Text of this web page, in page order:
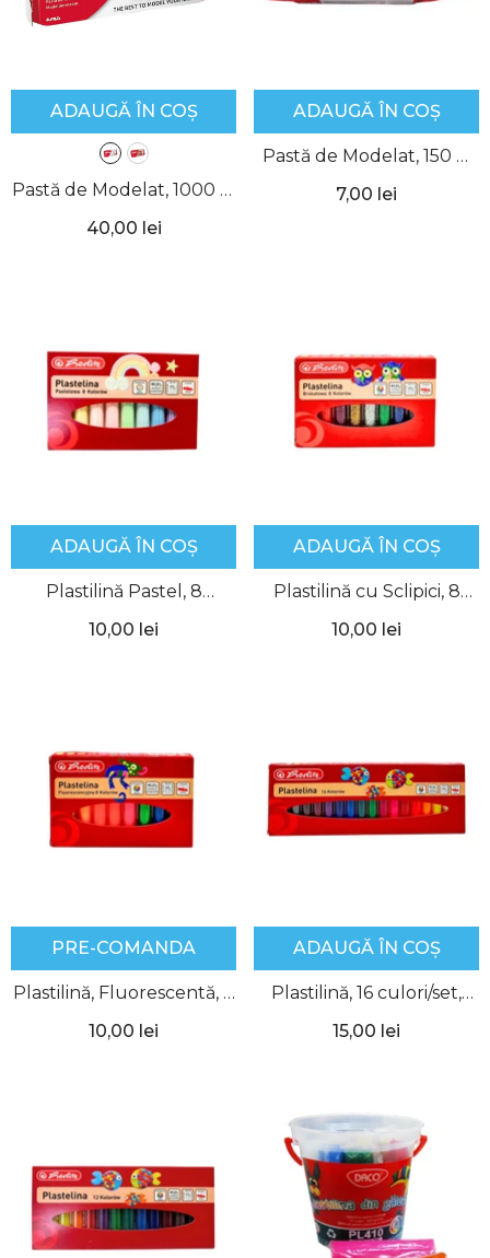
ADAUGĂ ÎN COȘ
Pastă de Modelat, 1000 g,
DAS- Alb
40,00 lei
ADAUGĂ ÎN COȘ
Pastă de Modelat, 150 g,
Albă, DAS
7,00 lei
ADAUGĂ ÎN COȘ
Plastilină Pastel, 8
culori/set, Herlitz
10,00 lei
ADAUGĂ ÎN COȘ
Plastilină cu Sclipici, 8
culori/set, Herlitz
10,00 lei
PRE-COMANDA
Plastilină, Fluorescentă, 8
culori/set, Herlitz
10,00 lei
ADAUGĂ ÎN COȘ
Plastilină, 16 culori/set,
Herlitz
15,00 lei